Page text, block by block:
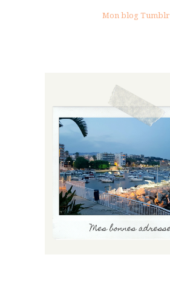
Mon blog Tumblr